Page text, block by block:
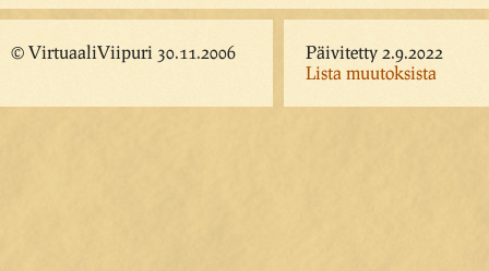
© VirtuaaliViipuri 30.11.2006
Päivitetty 2.9.2022
Lista muutoksista